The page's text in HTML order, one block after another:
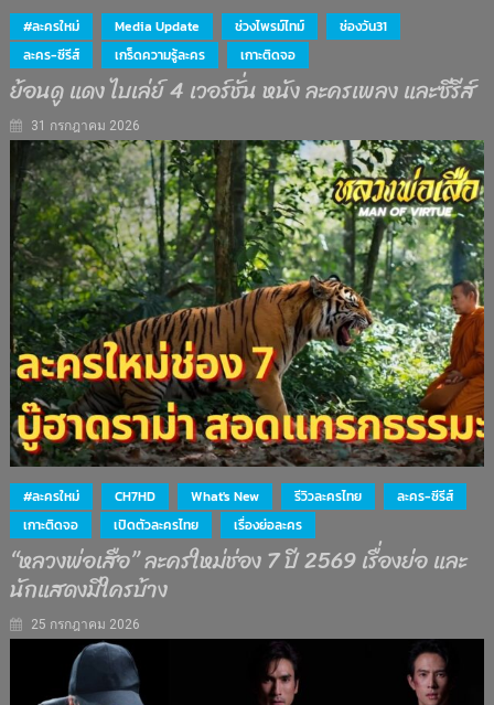
#ละครใหม่ Media Update ช่วงไพรม์ไทม์
ช่องวัน31
ละคร-ซีรีส์
เกร็ดความรู้ละคร เกาะติดจอ
ย้อนดู แดง ไบเล่ย์ 4 เวอร์ชั่น หนัง ละครเพลง และซีรีส์
31 กรกฎาคม 2026
#ละครใหม่ CH7HD What's New รีวิวละครไทย
ละคร-ซีรีส์
เกาะติดจอ
เปิดตัวละครไทย เรื่องย่อละคร
“หลวงพ่อเสือ” ละครใหม่ช่อง 7 ปี 2569 เรื่องย่อ และ
นักแสดงมีใครบ้าง
25 กรกฎาคม 2026